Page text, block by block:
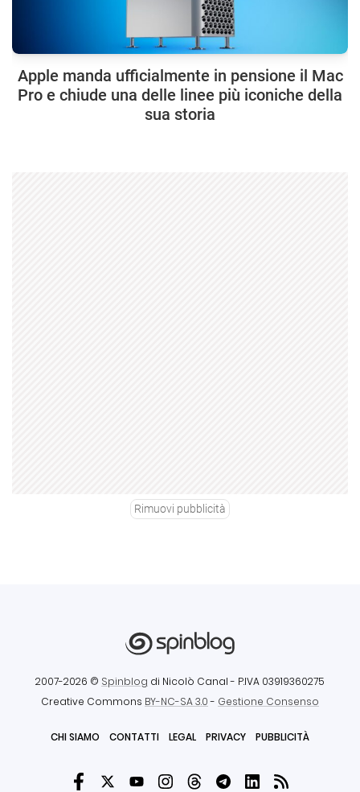
Apple manda ufficialmente in pensione il Mac
Pro e chiude una delle linee più iconiche della
sua storia
Rimuovi pubblicità
2007-2026 © Spinblog di Nicolò Canal - P.IVA 03919360275
Creative Commons BY-NC-SA 3.0- Gestione Consenso
CHI SIAMO CONTATTI LEGAL PRIVACY PUBBLICITÀ